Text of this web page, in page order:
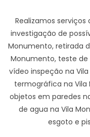
Realizamos
investigação de
Monumento, retirada
Monumento, teste
vídeo inspeção na
termográfica na
objetos em paredes
de agua na Vila
esgoto e